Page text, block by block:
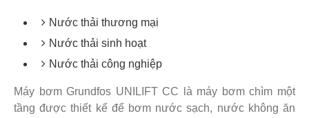
Nước thải thương mại
Nước thải sinh hoạt
Nước thải công nghiệp
Máy bơm Grundfos UNILIFT CC là máy bơm chìm một
tầng được thiết kế để bơm nước sạch, nước không ăn